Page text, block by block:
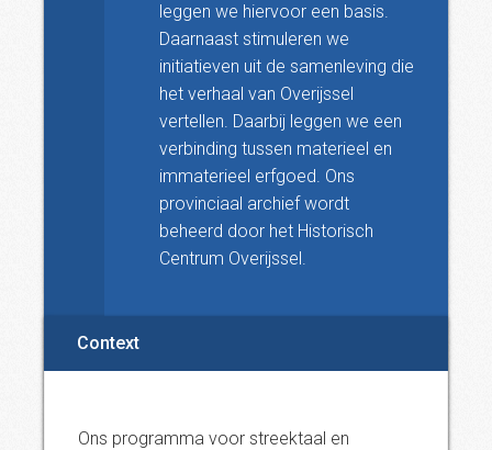
leggen we hiervoor een basis.
Daarnaast stimuleren we
initiatieven uit de samenleving die
het verhaal van Overijssel
vertellen. Daarbij leggen we een
verbinding tussen materieel en
immaterieel erfgoed. Ons
provinciaal archief wordt
beheerd door het Historisch
Centrum Overijssel.
Context
Ons programma voor streektaal en